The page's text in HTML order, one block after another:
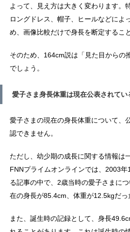
よって、見え方は大きく変わります。
ロングドレス、帽子、ヒールなどによ
め、画像比較だけで身長を断定するこ
そのため、164cm説は「見た目からの
でしょう。
愛子さま身長体重は現在公表されてい
愛子さまの現在の身長体重について、
認できません。
ただし、幼少期の成長に関する情報は
FNNプライムオンラインでは、2003
る記事の中で、2歳当時の愛子さまに
在の身長が85.4cm、体重が12.5kgだっ
また、誕生時の記録として、身長